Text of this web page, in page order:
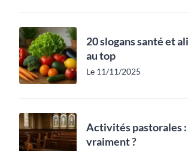
20 slogans santé et
au top
Le 11/11/2025
Activités pastorales
vraiment ?